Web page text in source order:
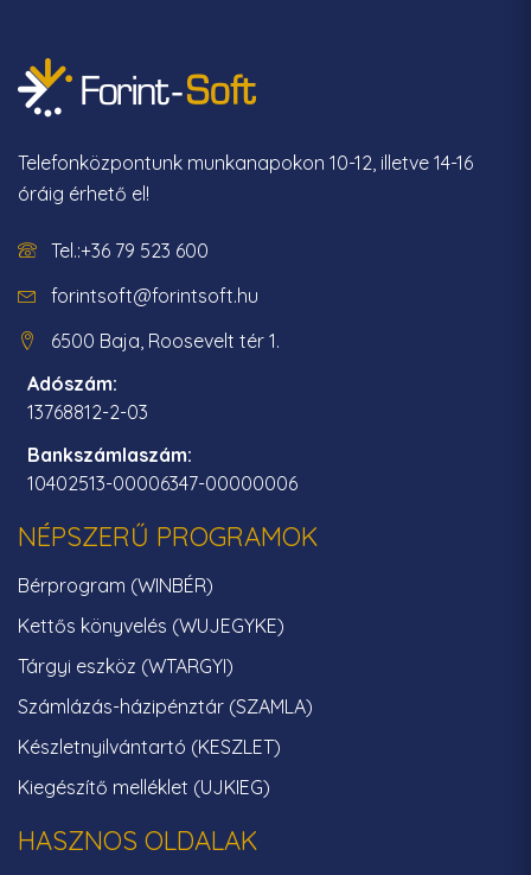
Telefonközpontunk munkanapokon 10-12, illetve 14-16
óráig érhető el!
Tel.:+36 79 523 600
forintsoft@forintsoft.hu
6500 Baja, Roosevelt tér 1.
Adószám:
13768812-2-03
Bankszámlaszám:
10402513-00006347-00000006
NÉPSZERŰ PROGRAMOK
Bérprogram (WINBÉR)
Kettős könyvelés (WUJEGYKE)
Tárgyi eszköz (WTARGYI)
Számlázás-házipénztár (SZAMLA)
Készletnyilvántartó (KESZLET)
Kiegészítő melléklet (UJKIEG)
HASZNOS OLDALAK